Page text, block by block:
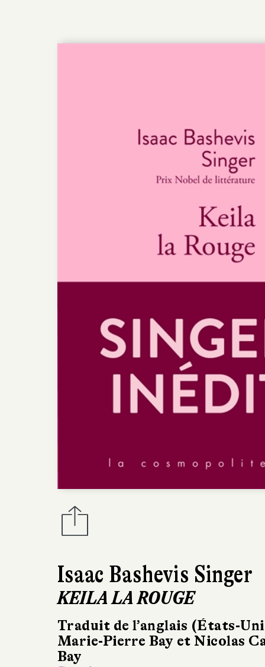
Isaac Bashevis Singer
KEILA LA ROUGE
Traduit de l’anglais (États-
Marie-Pierre Bay et Nicolas
Bay